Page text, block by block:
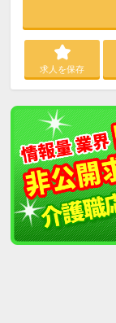
求人を保存